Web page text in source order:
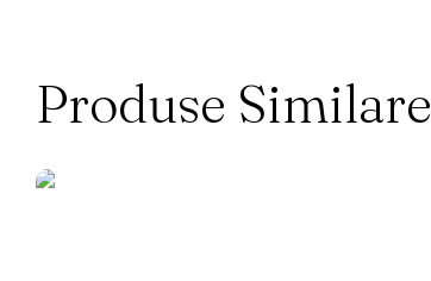
Produse Similare